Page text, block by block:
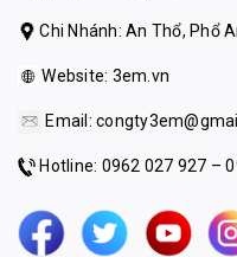
Chi Nhánh: An Thổ, Phổ
Website: 3em.vn
Email:
Hotline: 0962 027 927 –